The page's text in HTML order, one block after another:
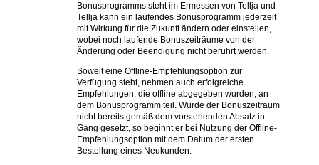
Bonusprogramms steht im Ermessen von Tellja und
Tellja kann ein laufendes Bonusprogramm jederzeit
mit Wirkung für die Zukunft ändern oder einstellen,
wobei noch laufende Bonuszeiträume von der
Änderung oder Beendigung nicht berührt werden.
Soweit eine Offline-Empfehlungsoption zur
Verfügung steht, nehmen auch erfolgreiche
Empfehlungen, die offline abgegeben wurden, an
dem Bonusprogramm teil. Wurde der Bonuszeitraum
nicht bereits gemäß dem vorstehenden Absatz in
Gang gesetzt, so beginnt er bei Nutzung der Offline-
Empfehlungsoption mit dem Datum der ersten
Bestellung eines Neukunden.